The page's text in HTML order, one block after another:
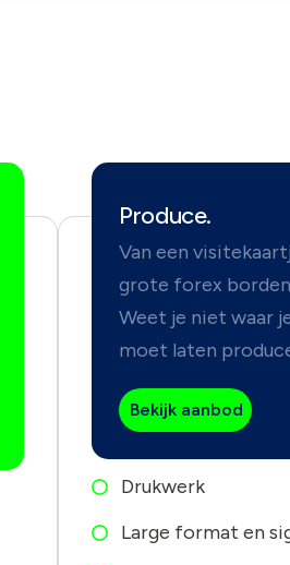
Produce.
Van een
grote forex
Weet je niet waar
moet laten
Bekijk aanbod
Drukwerk
Large format en